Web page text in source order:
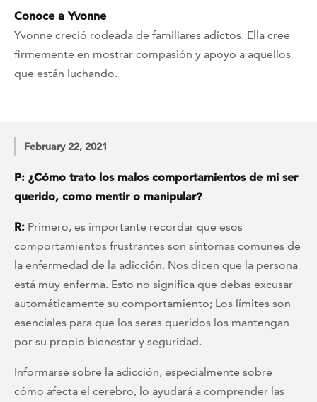
Conoce a Yvonne
Yvonne creció rodeada de familiares adictos. Ella cree
firmemente en mostrar compasión y apoyo a aquellos
que están luchando.
February 22, 2021
P: ¿Cómo trato los malos comportamientos de mi ser
querido, como mentir o manipular?
R: Primero, es importante recordar que esos
comportamientos frustrantes son síntomas comunes de
la enfermedad de la adicción. Nos dicen que la persona
está muy enferma. Esto no significa que debas excusar
automáticamente su comportamiento; Los límites son
esenciales para que los seres queridos los mantengan
por su propio bienestar y seguridad.
Informarse sobre la adicción, especialmente sobre
cómo afecta el cerebro, lo ayudará a comprender las